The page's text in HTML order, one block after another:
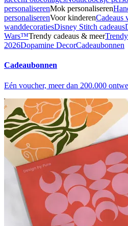
personaliserenMok personaliseren
personaliserenVoor kinderenCadeaus
wanddecoratiesDisney Stitch cadeaus
Wars™Trendy cadeaus & meer
2026Dopamine DecorCadeaubonnen
Cadeaubonnen
Eén voucher, meer dan 200.000